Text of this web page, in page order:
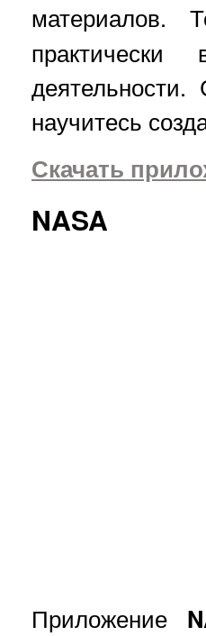
научитесь
Скачать
NASA
Приложение